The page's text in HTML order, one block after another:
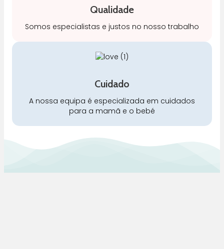
Qualidade
Somos especialistas e justos no nosso trabalho
Cuidado
A nossa equipa é especializada em cuidados
para a mamã e o bebé